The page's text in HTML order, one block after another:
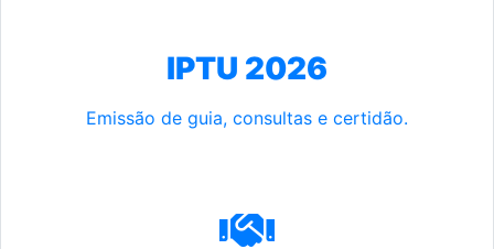
IPTU 2026
Emissão de guia, consultas e certidão.